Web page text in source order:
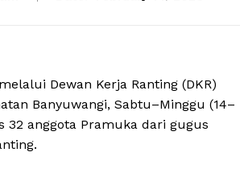
Dewan Kerja Ranting (DKR)
Banyuwangi, Sabtu–Minggu (14–
32 anggota Pramuka dari gugus